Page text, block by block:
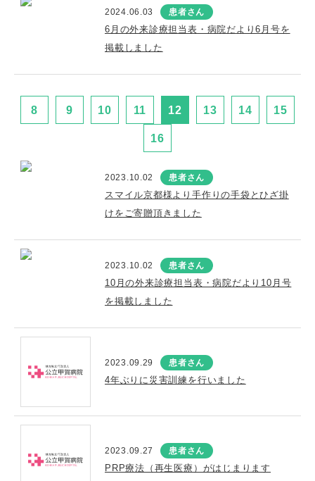
2024.06.03 患者さん
6月の外来診療担当表・病院だより6月号を
掲載しました
8 9 10 11 12 13 14 15
16
2023.10.02 患者さん
スマイル京都様より手作りの手袋とひざ掛
けをご寄贈頂きました
2023.10.02 患者さん
10月の外来診療担当表・病院だより10月号
を掲載しました
2023.09.29 患者さん
4年ぶりに災害訓練を行いました
2023.09.27 患者さん
PRP療法（再生医療）がはじまります